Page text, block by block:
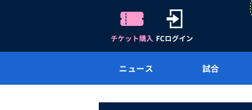
ニュース 試合